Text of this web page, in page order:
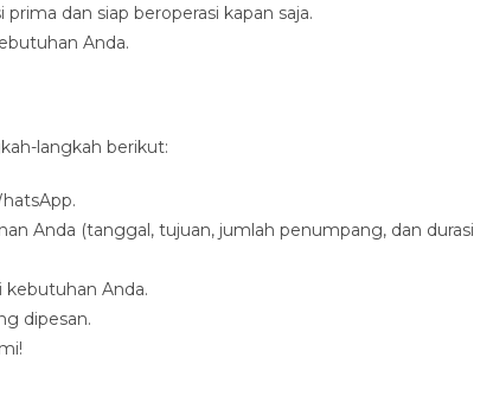
dan siap beroperasi kapan saja.
Anda.
langkah berikut:
Anda (tanggal, tujuan, jumlah penumpang, dan durasi
kebutuhan Anda.
dipesan.